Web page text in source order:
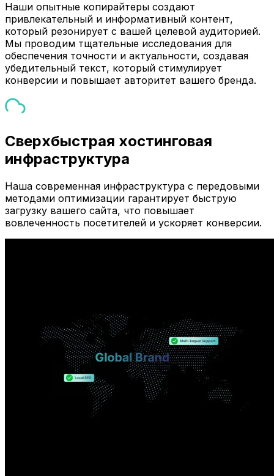
Наши опытные копирайтеры создают
привлекательный и информативный контент,
который резонирует с вашей целевой аудиторией.
Мы проводим тщательные исследования для
обеспечения точности и актуальности, создавая
убедительный текст, который стимулирует
конверсии и повышает авторитет вашего бренда.
Сверхбыстрая хостинговая
инфраструктура
Наша современная инфраструктура с передовыми
методами оптимизации гарантирует быструю
загрузку вашего сайта, что повышает
вовлеченность посетителей и ускоряет конверсии.